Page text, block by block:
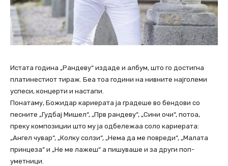
Истата година „Рандеву“ издаде и албум, што го достигна
платинестиот тираж. Беа тоа години на нивните најголеми
успеси, концерти и настапи.
Понатаму, Божидар кариерата ја градеше во бендови со
песните „Гудбај Мишел“, „Прв рандеву“, „Сини очи“, потоа,
преку композиции што му ја одбележаа соло кариерата:
„Ангел чувар“, „Колку солзи“, „Нема да ме повреди“, „Малата
принцеза“ и „Не ме лажеш“ а пишуваше и за други поп-
уметници.